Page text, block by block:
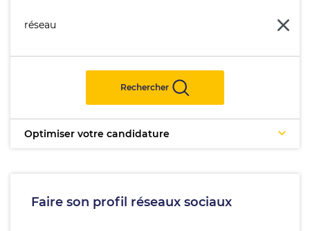
Rechercher
Optimiser votre candidature
Faire son profil réseaux sociaux